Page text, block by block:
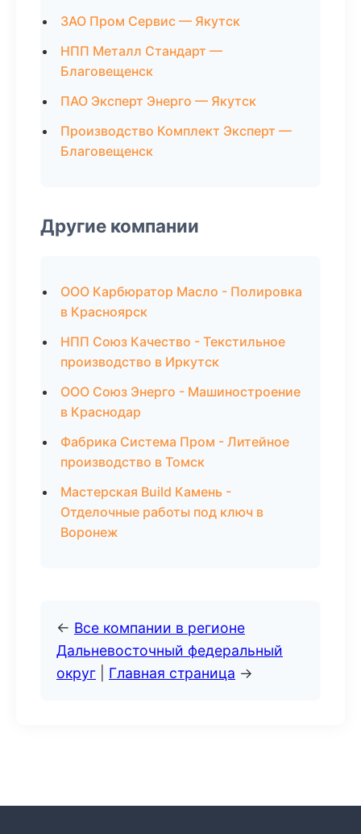
ЗАО Пром Сервис — Якутск
НПП Металл Стандарт —
Благовещенск
ПАО Эксперт Энерго — Якутск
Производство Комплект Эксперт —
Благовещенск
Другие компании
ООО Карбюратор Масло - Полировка
в Красноярск
НПП Союз Качество - Текстильное
производство в Иркутск
ООО Союз Энерго - Машиностроение
в Краснодар
Фабрика Система Пром - Литейное
производство в Томск
Мастерская Build Камень -
Отделочные работы под ключ в
Воронеж
← Все компании в регионе
Дальневосточный федеральный
округ
Главная страница →